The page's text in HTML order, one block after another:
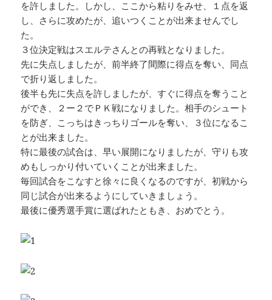
を許しました。しかし、ここから粘りをみせ、１点を返
し、さらに攻めたが、追いつくことが出来ませんでし
た。
３位決定戦はスエルテさんとの再戦となりました。
先に失点しましたが、前半終了間際に得点を奪い、同点
で折り返しました。
後半も先に失点を許しましたが、すぐに得点を奪うこと
ができ、２ー２でＰＫ戦になりました。相手のシュート
を防ぎ、こっちはきっちりゴールを奪い、３位になるこ
とが出来ました。
特に最後の試合は、早い展開になりましたが、守りも攻
めもしっかり付いていくことが出来ました。
毎回試合をこなすと徐々に良くなるのですが、初戦から
同じ試合が出来るようにしていきましょう。
最後に優秀選手賞に選ばれたともき、おめでとう。